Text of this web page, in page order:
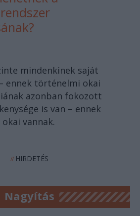
mindenkinek saját
ennek történelmi okai
azonban fokozott
is van – ennek
vannak.
//HIRDETÉS
Nagyítás